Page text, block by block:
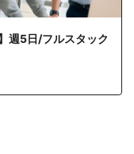
週5日/フルスタック